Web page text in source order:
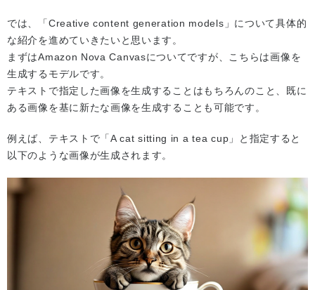
では、「Creative content generation models」について具体的
な紹介を進めていきたいと思います。
まずはAmazon Nova Canvasについてですが、こちらは画像を
生成するモデルです。
テキストで指定した画像を生成することはもちろんのこと、既に
ある画像を基に新たな画像を生成することも可能です。
例えば、テキストで「A cat sitting in a tea cup」と指定すると
以下のような画像が生成されます。